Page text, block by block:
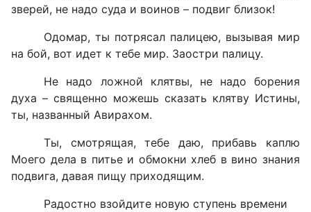
зверей, не надо суда и воинов – подвиг близок!
Одомар, ты потрясал палицею, вызывая мир
на бой, вот идет к тебе мир. Заостри палицу.
Не надо ложной клятвы, не надо борения
духа – священно можешь сказать клятву Истины,
ты, названный Авирахом.
Ты, смотрящая, тебе даю, прибавь каплю
Моего дела в питье и обмокни хлеб в вино знания
подвига, давая пищу приходящим.
Радостно взойдите новую ступень времени